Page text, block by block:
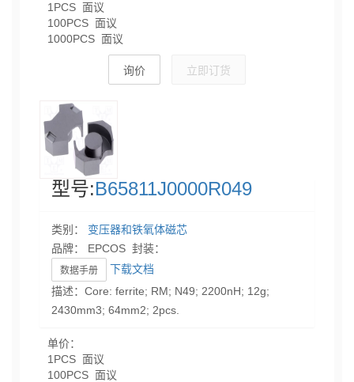
1PCS 面议
100PCS 面议
1000PCS 面议
询价 立即订货
型号:B65811J0000R049
类别： 变压器和铁氧体磁芯
品牌： EPCOS 封装：
数据手册
下载文档
描述：Core: ferrite; RM; N49; 2200nH; 12g;
2430mm3; 64mm2; 2pcs.
单价：
1PCS 面议
100PCS 面议